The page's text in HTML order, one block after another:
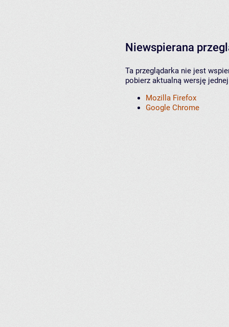
Niewspierana
Ta przeglądarka nie jest
pobierz aktualną wersję
Mozilla Firefox
Google Chrome